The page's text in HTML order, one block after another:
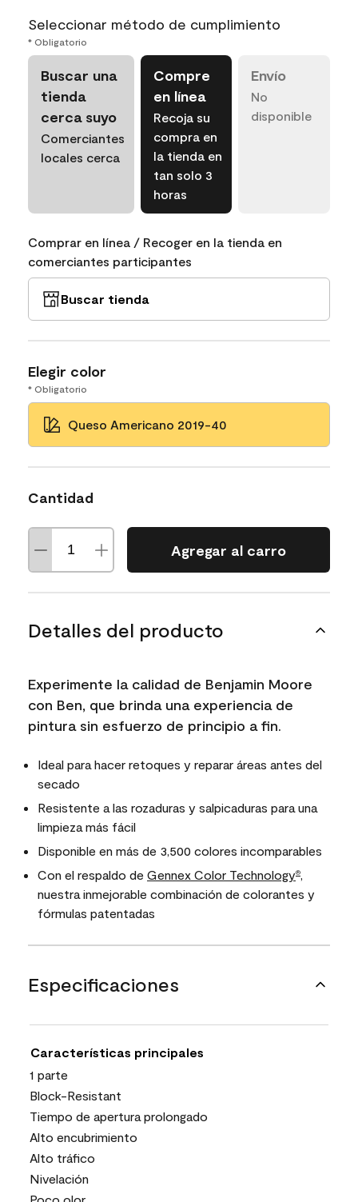
Seleccionar método de cumplimiento
* Obligatorio
Buscar una
tienda
cerca suyo
Comerciantes
locales cerca
Compre
en línea
Recoja su
compra en
la tienda en
tan solo 3
horas
Envío
No
disponible
Comprar en línea / Recoger en la tienda en
comerciantes participantes
Buscar tienda
Elegir color
* Obligatorio
Queso Americano 2019-40
Cantidad
Agregar al carro
Detalles del producto
Experimente la calidad de Benjamin Moore
con Ben, que brinda una experiencia de
pintura sin esfuerzo de principio a fin.
Ideal para hacer retoques y reparar áreas antes del
secado
Resistente a las rozaduras y salpicaduras para una
limpieza más fácil
Disponible en más de 3,500 colores incomparables
Con el respaldo de Gennex Color Technology®,
nuestra inmejorable combinación de colorantes y
fórmulas patentadas
Especificaciones
Características principales
1 parte
Block-Resistant
Tiempo de apertura prolongado
Alto encubrimiento
Alto tráfico
Nivelación